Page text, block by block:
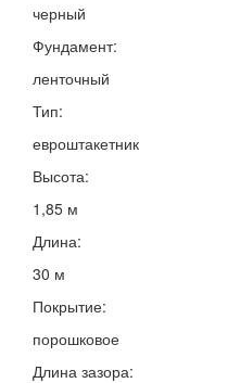
черный
Фундамент:
ленточный
Тип:
евроштакетник
Высота:
1,85 м
Длина:
30 м
Покрытие:
порошковое
Длина зазора: